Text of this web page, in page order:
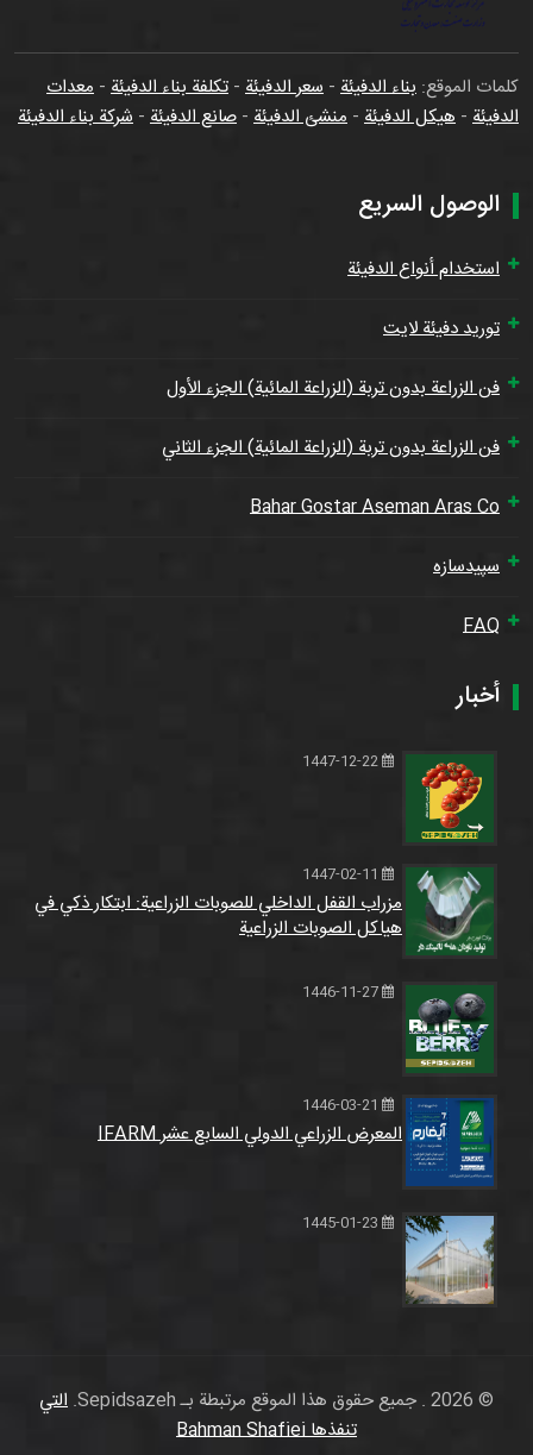
كلمات الموقع: بناء الدفيئة - سعر الدفيئة - تكلفة بناء الدفيئة - معدات
الدفيئة - هيكل الدفيئة - منشئ الدفيئة - صانع الدفيئة - شركة بناء الدفيئة
الوصول السريع
استخدام أنواع الدفيئة
توريد دفيئة لايت
فن الزراعة بدون تربة (الزراعة المائية) الجزء الأول
فن الزراعة بدون تربة (الزراعة المائية) الجزء الثاني
Bahar Gostar Aseman Aras Co
سپیدسازه
FAQ
أخبار
مزراب القفل الداخلي للصوبات الزراعية: ابتكار ذكي في
هياكل الصوبات الزراعية
المعرض الزراعي الدولي السابع عشر IFARM
© 2026 . جميع حقوق هذا الموقع مرتبطة بـ Sepidsazeh.
التي
تنفذها Bahman Shafiei